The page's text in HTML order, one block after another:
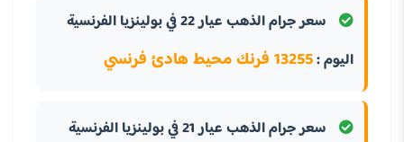
سعر جرام الذهب عيار 22 في بولينزيا الفرنسية
اليوم :13255 فرنك محيط هادئ فرنسي
سعر جرام الذهب عيار 21 في بولينزيا الفرنسية